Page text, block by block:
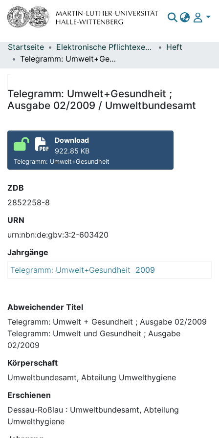
Bereiche & Sammlungen
Statistiken
Startseite Elektronische Pflichtexemplare
Heft
Telegramm: Umwelt+Gesundheit ; Ausgabe 02/2009 / Umweltbundesamt
Telegramm: Umwelt+Gesundheit ;
Ausgabe 02/2009 / Umweltbundesamt
Download
922.85 KB
Telegramm: Umwelt+Gesundheit
ZDB
2852258-8
URN
urn:nbn:de:gbv:3:2-603420
Jahrgänge
Telegramm: Umwelt+Gesundheit 2009
Abweichender Titel
Telegramm: Umwelt + Gesundheit ; Ausgabe 02/2009
Telegramm: Umwelt und Gesundheit ; Ausgabe
02/2009
Körperschaft
Umweltbundesamt, Abteilung Umwelthygiene
Erschienen
Dessau-Roßlau : Umweltbundesamt, Abteilung
Umwelthygiene